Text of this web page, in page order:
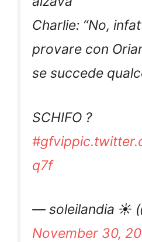
Charlie: “No,
provare con
se succede
SCHIFO ?
#gfvip
q7f
— soleilandia ☀
November 30,